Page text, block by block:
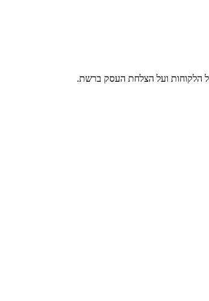
של הלקוחות ועל הצלחת העסק ברשת.